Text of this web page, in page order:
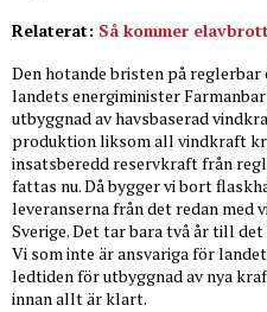
Relaterat: Så kommer
Den hotande bristen på
landets energiminister
utbyggnad av havsbaserad
produktion liksom all vindkraft
insatsberedd reservkraft från
fattas nu. Då bygger vi bort
leveranserna från det redan med
Sverige. Det tar bara två år till
Vi som inte är ansvariga för
ledtiden för utbyggnad av nya
innan allt är klart.